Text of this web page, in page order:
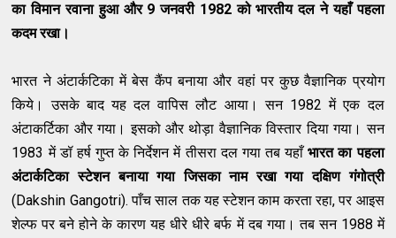
का विमान रवाना हुआ और 9 जनवरी 1982 को भारतीय दल ने यहाँ पहला
कदम रखा।
भारत ने अंटार्कटिका में बेस कैंप बनाया और वहां पर कुछ वैज्ञानिक प्रयोग
किये। उसके बाद यह दल वापिस लौट आया। सन 1982 में एक दल
अंटाकर्टिका और गया। इसको और थोड़ा वैज्ञानिक विस्तार दिया गया। सन
1983 में डॉ हर्ष गुप्त के निर्देशन में तीसरा दल गया तब यहाँभारत का पहला
अंटार्कटिका स्टेशन बनाया गया जिसका नाम रखा गया दक्षिण गंगोत्री
(Dakshin Gangotri). पाँच साल तक यह स्टेशन काम करता रहा, पर आइस
शेल्फ पर बने होने के कारण यह धीरे धीरे बर्फ में दब गया। तब सन 1988 में